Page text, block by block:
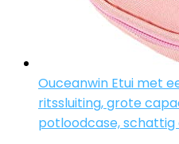
Ouceanwin Etui met
ritssluiting, grote
potloodcase, schattig